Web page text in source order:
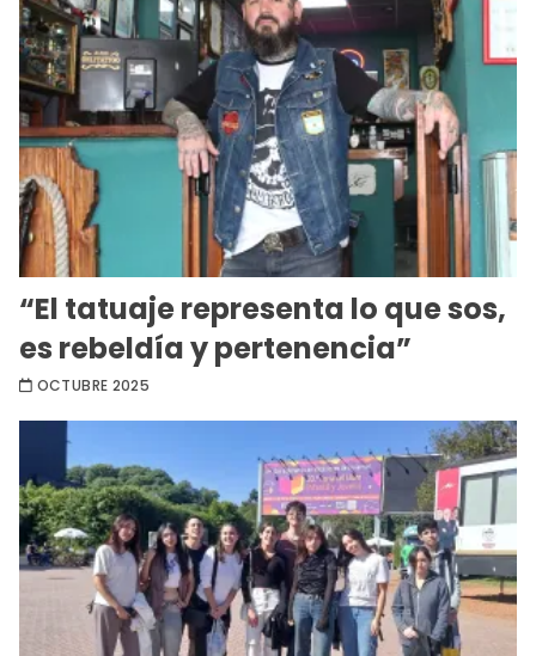
“El tatuaje representa lo que sos,
es rebeldía y pertenencia”
OCTUBRE 2025